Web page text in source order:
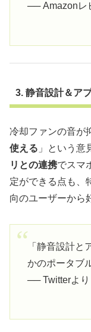
── Amazonレ
3. 静音設計＆ア
冷却ファンの音が
使える 」という意
リとの連携でスマ
定ができる点も、
向のユーザーから
「静音設計と
かのポータブ
── Twitterより